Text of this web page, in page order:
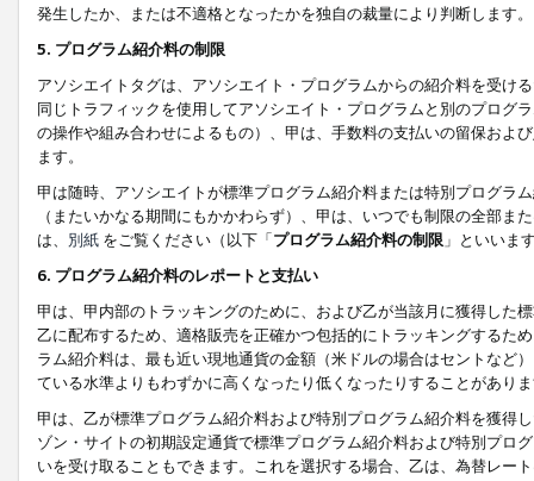
発生したか、または不適格となったかを独自の裁量により判断します。
5. プログラム紹介料の制限
アソシエイトタグは、アソシエイト・プログラムからの紹介料を受け
同じトラフィックを使用してアソシエイト・プログラムと別のプログ
の操作や組み合わせによるもの）、甲は、手数料の支払いの留保およ
ます。
甲は随時、アソシエイトが標準プログラム紹介料または特別プログラ
（またいかなる期間にもかかわらず）、甲は、いつでも制限の全部
は、 別紙 をご覧ください（以下「プログラム紹介料の制限 」といいま
6. プログラム紹介料のレポートと支払い
甲は、甲内部のトラッキングのために、および乙が当該月に獲得した
乙に配布するため、適格販売を正確かつ包括的にトラッキングするた
ラム紹介料は、最も近い現地通貨の金額（米ドルの場合はセントなど
ている水準よりもわずかに高くなったり低くなったりすることがあり
甲は、乙が標準プログラム紹介料および特別プログラム紹介料を獲得
ゾン・サイトの初期設定通貨で標準プログラム紹介料および特別プロ
いを受け取ることもできます。これを選択する場合、乙は、為替レー